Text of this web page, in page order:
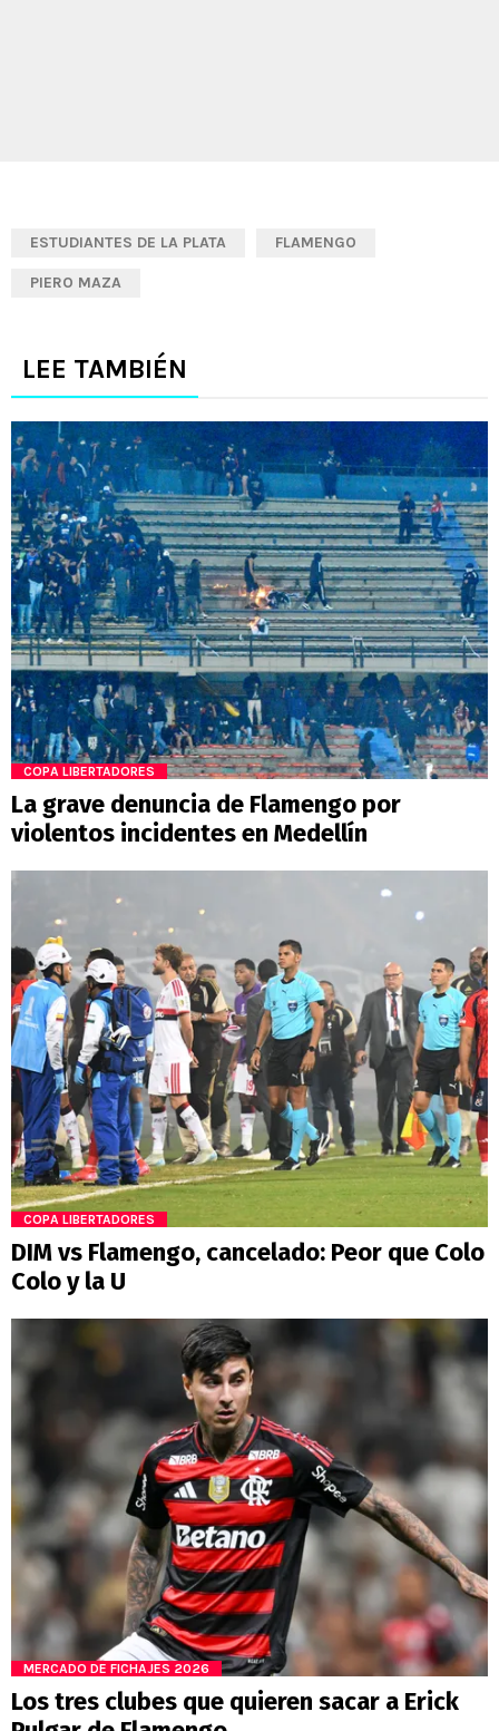
ESTUDIANTES DE LA PLATA FLAMENGO
PIERO MAZA
LEE TAMBIÉN
COPA LIBERTADORES
La grave denuncia de Flamengo por
violentos incidentes en Medellín
COPA LIBERTADORES
DIM vs Flamengo, cancelado: Peor que Colo
Colo y la U
MERCADO DE FICHAJES 2026
Los tres clubes que quieren sacar a Erick